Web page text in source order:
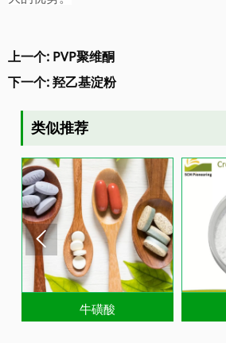
上一个: PVP聚维酮
下一个:羟乙基淀粉
类似推荐
牛磺酸
